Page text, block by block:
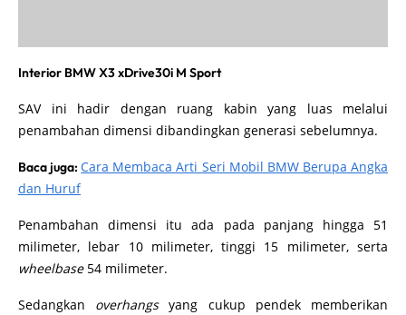
Interior BMW X3 xDrive30i M Sport
SAV ini hadir dengan ruang kabin yang luas melalui
penambahan dimensi dibandingkan generasi sebelumnya.
Baca juga:Cara Membaca Arti Seri Mobil BMW Berupa Angka
dan Huruf
Penambahan dimensi itu ada pada panjang hingga 51
milimeter, lebar 10 milimeter, tinggi 15 milimeter, serta
wheelbase54 milimeter.
Sedangkan overhangsyang cukup pendek memberikan